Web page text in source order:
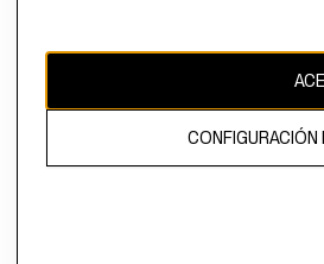
propiedad de H&M Hennes & Mauritz AB.